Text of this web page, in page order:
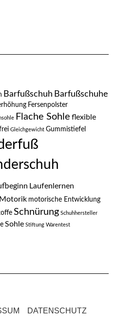
Barfußschuh Barfußschuhe
Fersenpolster
Flache Sohle flexible
Gleichgewicht Gummistiefel
Laufenlernen
Motorik motorische Entwicklung
Schnürung Schuhhersteller
Sohle Stiftung Warentest
DATENSCHUTZ